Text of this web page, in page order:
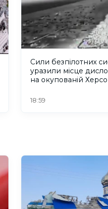
Сили безпілотних
уразили місце
на окупованій
18:59